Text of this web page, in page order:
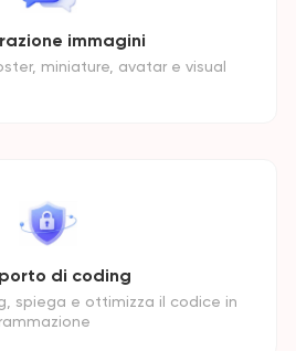
immagini
miniature, avatar e visual
di coding
spiega e ottimizza il codice in